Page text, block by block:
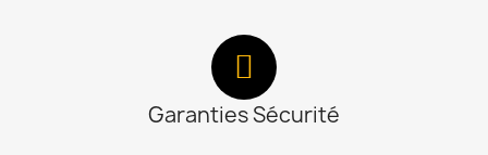
Garanties Sécurité